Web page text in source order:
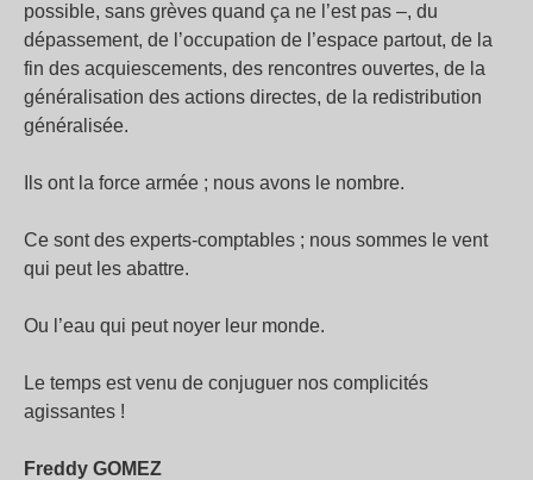
possible, sans grèves quand ça ne l’est pas –, du
dépassement, de l’occupation de l’espace partout, de la
fin des acquiescements, des rencontres ouvertes, de la
généralisation des actions directes, de la redistribution
généralisée.
Ils ont la force armée ; nous avons le nombre.
Ce sont des experts-comptables ; nous sommes le vent
qui peut les abattre.
Ou l’eau qui peut noyer leur monde.
Le temps est venu de conjuguer nos complicités
agissantes !
Freddy GOMEZ